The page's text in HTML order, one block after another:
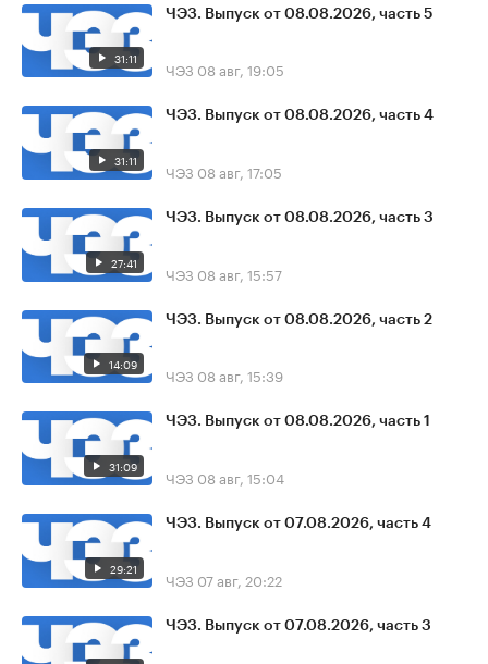
31:11
ЧЭЗ. Выпуск от 08.08.2026, часть 5
ЧЭЗ 08 авг, 19:05
31:11
ЧЭЗ. Выпуск от 08.08.2026, часть 4
ЧЭЗ 08 авг, 17:05
27:41
ЧЭЗ. Выпуск от 08.08.2026, часть 3
ЧЭЗ 08 авг, 15:57
14:09
ЧЭЗ. Выпуск от 08.08.2026, часть 2
ЧЭЗ 08 авг, 15:39
31:09
ЧЭЗ. Выпуск от 08.08.2026, часть 1
ЧЭЗ 08 авг, 15:04
29:21
ЧЭЗ. Выпуск от 07.08.2026, часть 4
ЧЭЗ 07 авг, 20:22
ЧЭЗ. Выпуск от 07.08.2026, часть 3